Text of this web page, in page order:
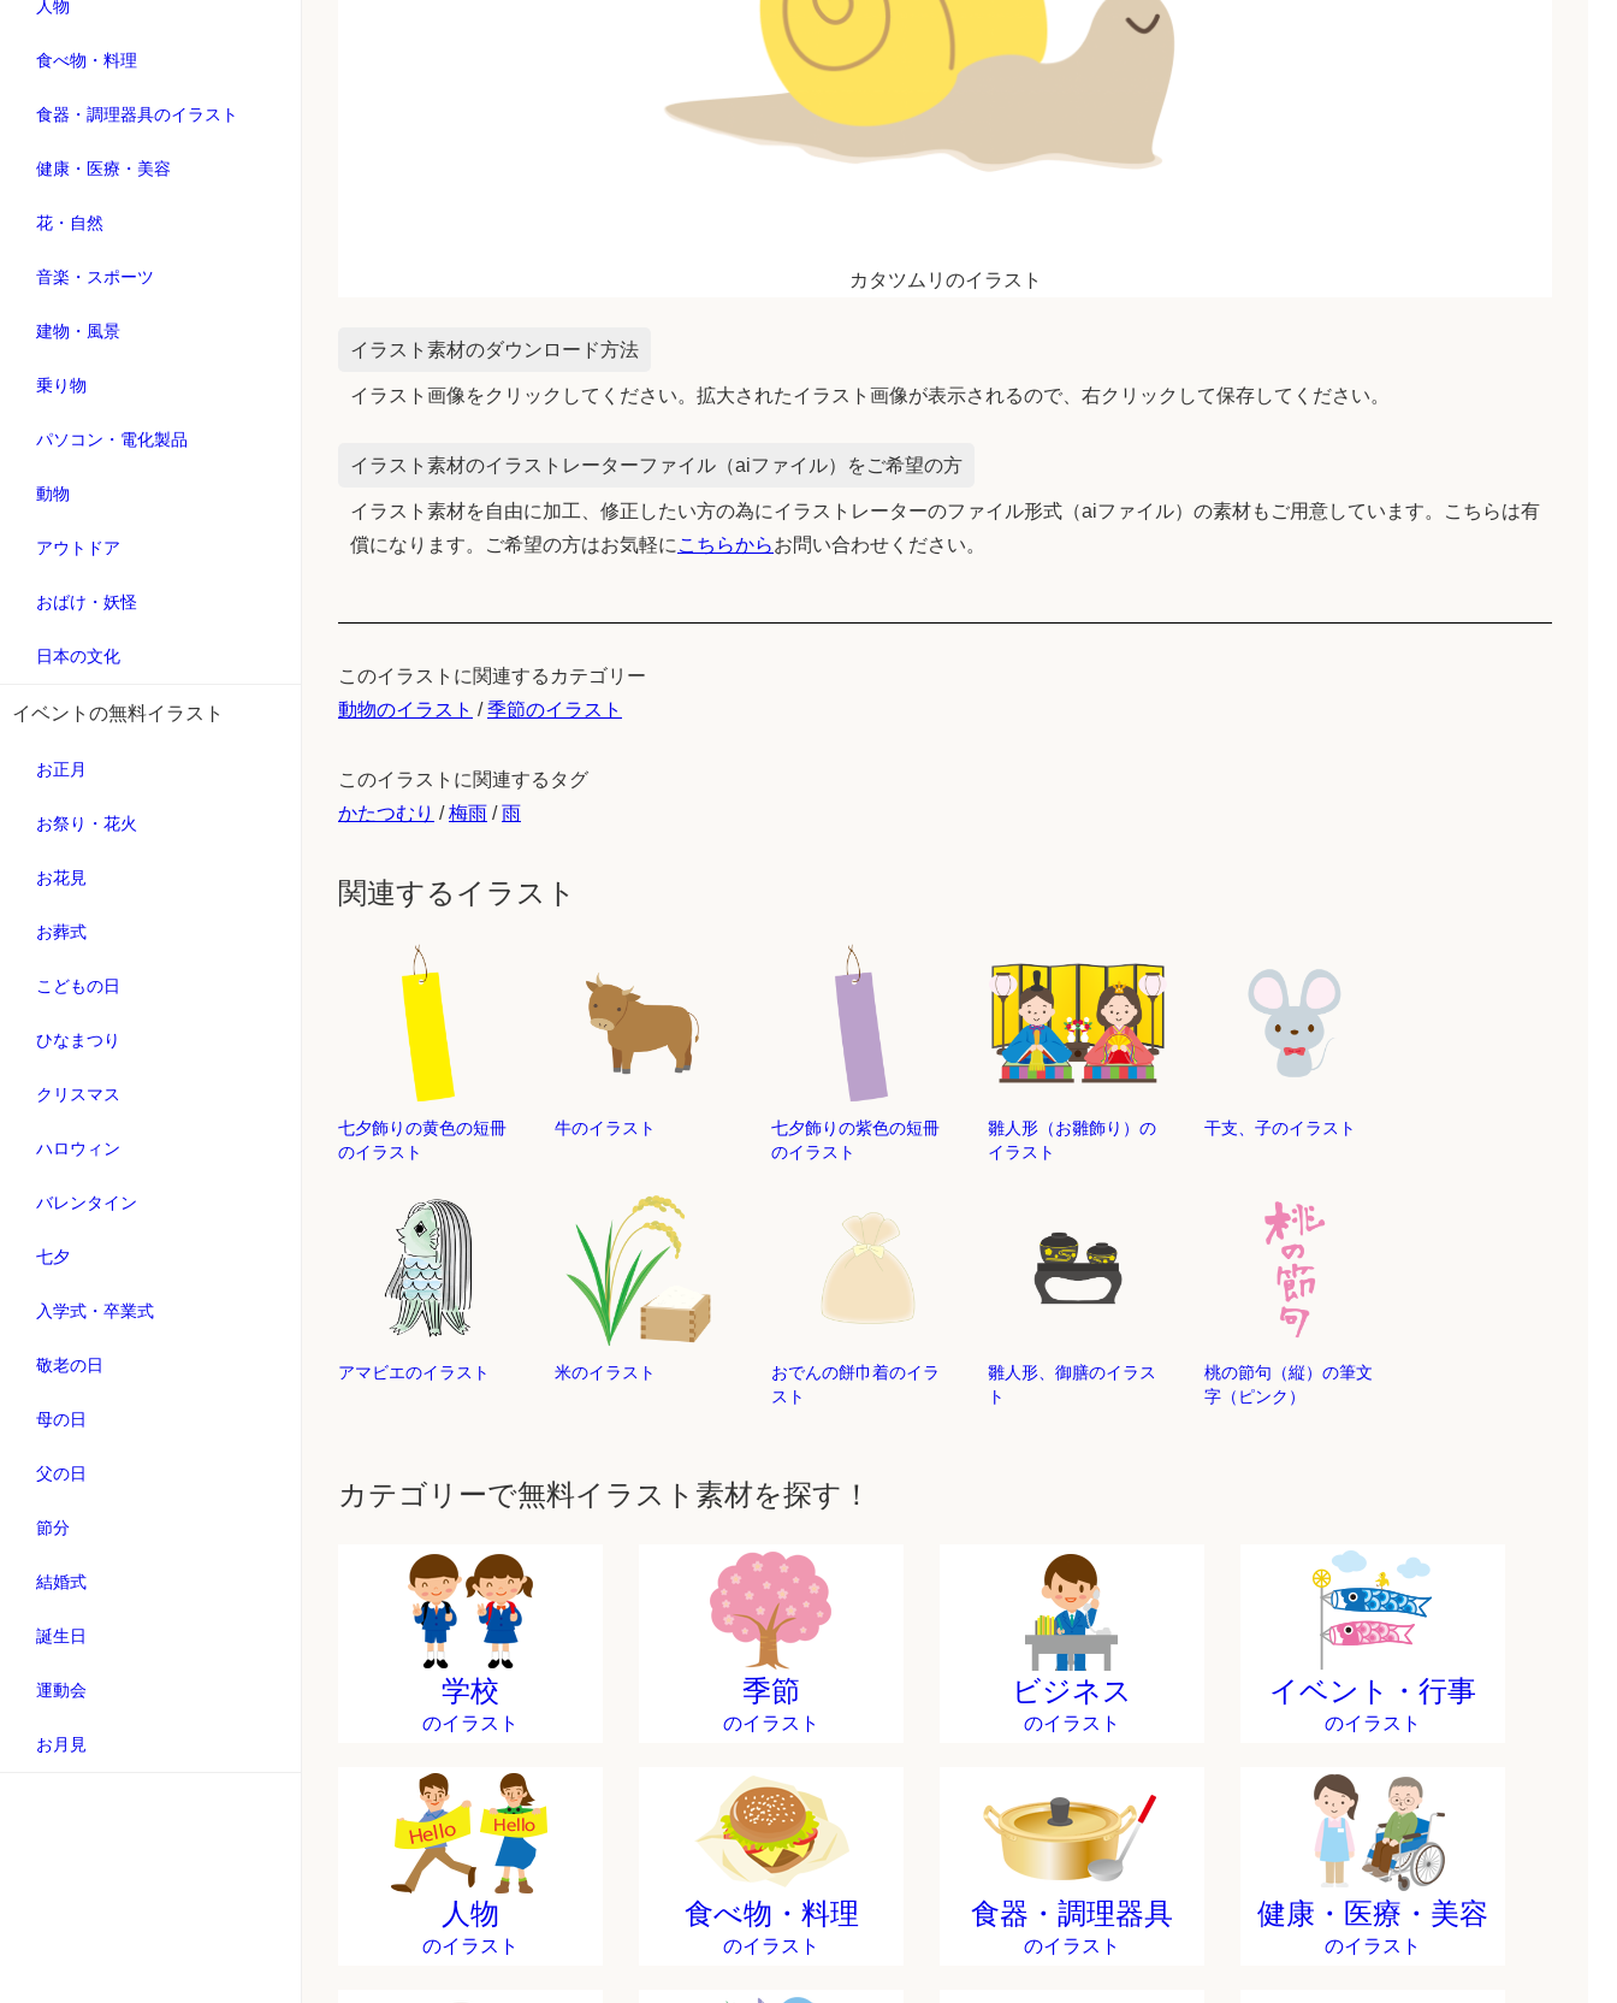
人物
食べ物・料理
食器・調理器具のイラスト
健康・医療・美容
花・自然
音楽・スポーツ
建物・風景
乗り物
パソコン・電化製品
動物
アウトドア
おばけ・妖怪
日本の文化
イベントの無料イラスト
お正月
お祭り・花火
お花見
お葬式
こどもの日
ひなまつり
クリスマス
ハロウィン
バレンタイン
七夕
入学式・卒業式
敬老の日
母の日
父の日
節分
結婚式
誕生日
運動会
お月見
カタツムリのイラスト
イラスト素材のダウンロード方法
イラスト画像をクリックしてください。拡大されたイラスト画像が表示されるので、右クリックして保存してください。
イラスト素材のイラストレーターファイル（aiファイル）をご希望の方
イラスト素材を自由に加工、修正したい方の為にイラストレーターのファイル形式（aiファイル）の素材もご用意しています。こちらは有
償になります。ご希望の方はお気軽に こちらからお問い合わせください。
このイラストに関連するカテゴリー
動物のイラスト /季節のイラスト
このイラストに関連するタグ
かたつむり /梅雨 /雨
関連するイラスト
七夕飾りの黄色の短冊
のイラスト
牛のイラスト
七夕飾りの紫色の短冊
のイラスト
雛人形（お雛飾り）の
イラスト
干支、子のイラスト
アマビエのイラスト 米のイラスト
おでんの餅巾着のイラ
スト
雛人形、御膳のイラス
ト
桃の節句（縦）の筆文
字（ピンク）
カテゴリーで無料イラスト素材を探す！
学校
のイラスト
季節
のイラスト
ビジネス
のイラスト
イベント・行事
のイラスト
人物
のイラスト
食べ物・料理
のイラスト
食器・調理器具
のイラスト
健康・医療・美容
のイラスト